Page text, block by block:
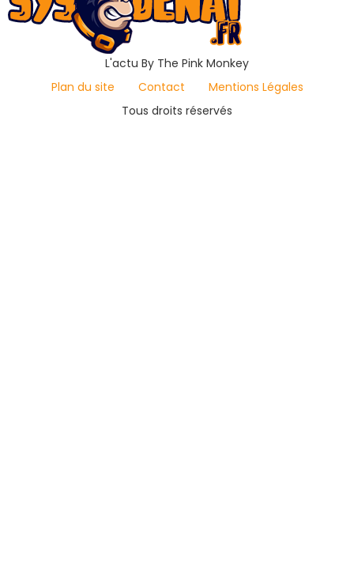
L'actu By The Pink Monkey
Plan du site
Contact
Mentions Légales
Tous droits réservés